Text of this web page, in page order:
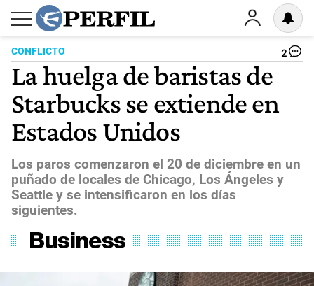
CONFLICTO 2
La huelga de baristas de
Starbucks se extiende en
Estados Unidos
Los paros comenzaron el 20 de diciembre en un
puñado de locales de Chicago, Los Ángeles y
Seattle y se intensificaron en los días
siguientes.